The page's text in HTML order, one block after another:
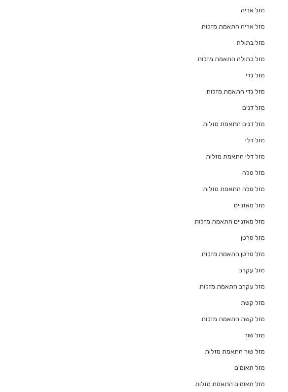
מזל אריה
מזל אריה התאמת מזלות
מזל בתולה
מזל בתולה התאמת מזלות
מזל גדי
מזל גדי התאמת מזלות
מזל דגים
מזל דגים התאמת מזלות
מזל דלי
מזל דלי התאמת מזלות
מזל טלה
מזל טלה התאמת מזלות
מזל מאזניים
מזל מאזניים התאמת מזלות
מזל סרטן
מזל סרטן התאמת מזלות
מזל עקרב
מזל עקרב התאמת מזלות
מזל קשת
מזל קשת התאמת מזלות
מזל שור
מזל שור התאמת מזלות
מזל תאומים
מזל תאומים התאמת מזלות